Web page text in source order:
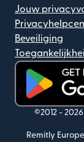
Jouw
Beveiliging
(wordt©2012 - 2026
Remitly